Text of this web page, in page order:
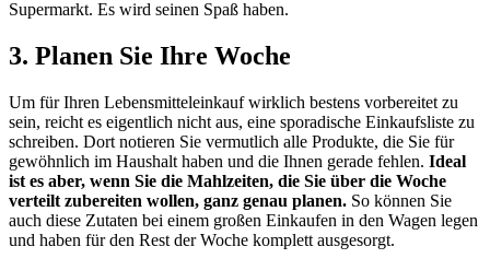
Supermarkt. Es wird seinen Spaß haben.
3. Planen Sie Ihre Woche
Um für Ihren Lebensmitteleinkauf wirklich bestens vorbereitet zu
sein, reicht es eigentlich nicht aus, eine sporadische Einkaufsliste zu
schreiben. Dort notieren Sie vermutlich alle Produkte, die Sie für
gewöhnlich im Haushalt haben und die Ihnen gerade fehlen. Ideal
ist es aber, wenn Sie die Mahlzeiten, die Sie über die Woche
verteilt zubereiten wollen, ganz genau planen. So können Sie
auch diese Zutaten bei einem großen Einkaufen in den Wagen legen
und haben für den Rest der Woche komplett ausgesorgt.